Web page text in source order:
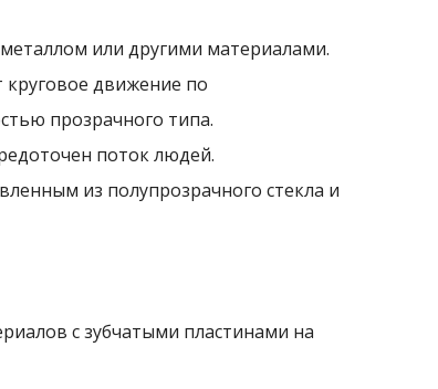
или другими материалами.
движение по
прозрачного типа.
поток людей.
из полупрозрачного стекла и
с зубчатыми пластинами на